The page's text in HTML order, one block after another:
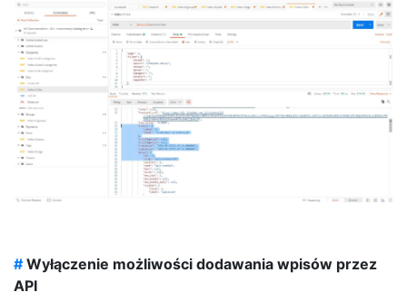
#Wyłączenie możliwości dodawania wpisów przez
API